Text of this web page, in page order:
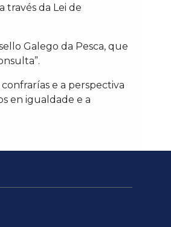
través da Lei de
Galego da Pesca, que
e a perspectiva
en igualdade e a